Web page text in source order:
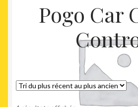
AgendaPogo Car